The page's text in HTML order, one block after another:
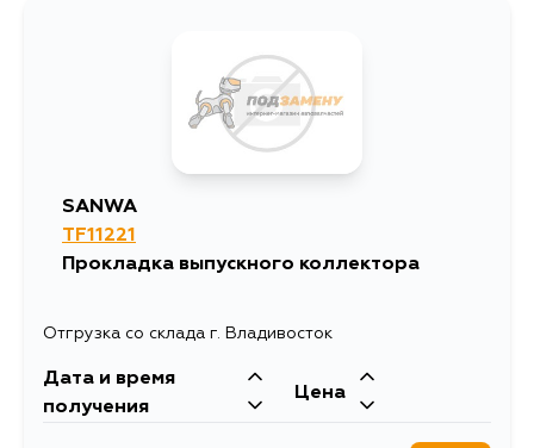
SANWA
TF11221
Прокладка выпускного коллектора
Отгрузка со склада г. Владивосток
Дата и время
получения
Цена